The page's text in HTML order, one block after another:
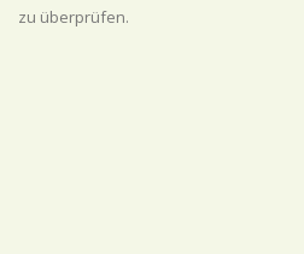
zu überprüfen.